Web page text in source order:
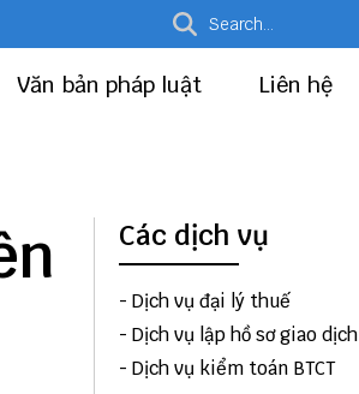
Văn bản pháp luật Liên hệ
Các dịch vụ
- Dịch vụ đại lý thuế
- Dịch vụ lập hồ sơ giao
- Dịch vụ kiểm toán BTCT